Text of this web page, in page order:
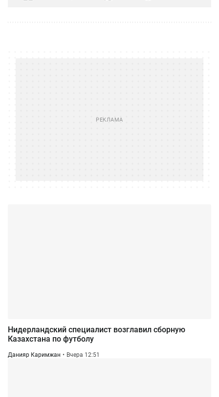
Нидерландский специалист возглавил сборную
Казахстана по футболу
Данияр Каримжан Вчера 12:51